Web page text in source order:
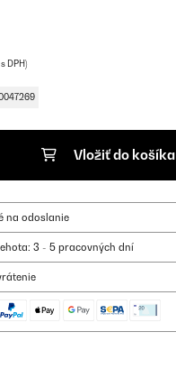
DPH)
Vložiť do košíka
na odoslanie
3 - 5 pracovných dní